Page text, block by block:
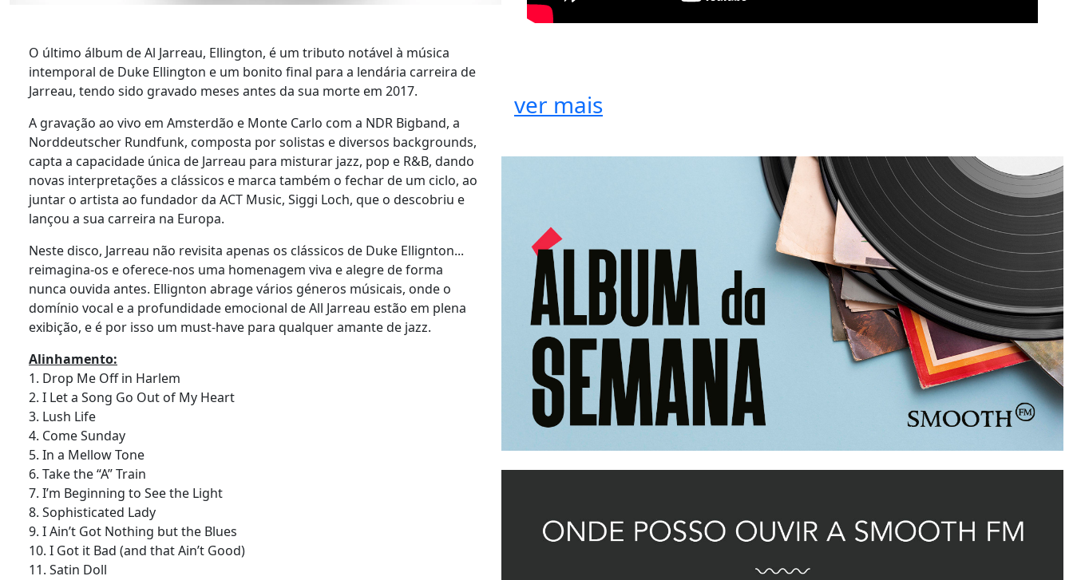
O último álbum de Al Jarreau, Ellington, é um tributo notável à música
intemporal de Duke Ellington e um bonito final para a lendária carreira de
Jarreau, tendo sido gravado meses antes da sua morte em 2017.
A gravação ao vivo em Amsterdão e Monte Carlo com a NDR Bigband, a
Norddeutscher Rundfunk, composta por solistas e diversos backgrounds,
capta a capacidade única de Jarreau para misturar jazz, pop e R&B, dando
novas interpretações a clássicos e marca também o fechar de um ciclo, ao
juntar o artista ao fundador da ACT Music, Siggi Loch, que o descobriu e
lançou a sua carreira na Europa.
Neste disco, Jarreau não revisita apenas os clássicos de Duke Ellignton...
reimagina-os e oferece-nos uma homenagem viva e alegre de forma
nunca ouvida antes. Ellignton abrage vários géneros músicais, onde o
domínio vocal e a profundidade emocional de All Jarreau estão em plena
exibição, e é por isso um must-have para qualquer amante de jazz.
Alinhamento:
1. Drop Me Off in Harlem
2. I Let a Song Go Out of My Heart
3. Lush Life
4. Come Sunday
5. In a Mellow Tone
6. Take the “A” Train
7. I’m Beginning to See the Light
8. Sophisticated Lady
9. I Ain’t Got Nothing but the Blues
10. I Got it Bad (and that Ain’t Good)
11. Satin Doll
ver mais